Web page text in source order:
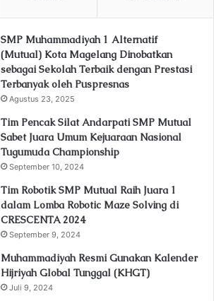
SMP Muhammadiyah 1 Alternatif
(Mutual) Kota Magelang Dinobatkan
sebagai Sekolah Terbaik dengan Prestasi
Terbanyak oleh Puspresnas
Agustus 23, 2025
Tim Pencak Silat Andarpati SMP Mutual
Sabet Juara Umum Kejuaraan Nasional
Tugumuda Championship
September 10, 2024
Tim Robotik SMP Mutual Raih Juara 1
dalam Lomba Robotic Maze Solving di
CRESCENTA 2024
September 9, 2024
Muhammadiyah Resmi Gunakan Kalender
Hijriyah Global Tunggal (KHGT)
Juli 9, 2024